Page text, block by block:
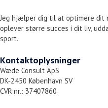
Jeg hjælper dig til at optimere dit
oplever større succes i dit liv,
sport.
Kontaktoplysninger
Wæde Consult ApS
DK-2450 København SV
CVR nr.: 37407860